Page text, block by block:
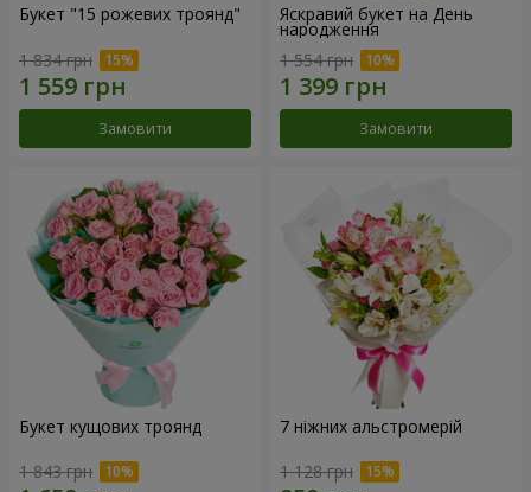
Букет "15 рожевих троянд"
1 834 грн
Замовити
Яскравий букет на День
народження
1 554 грн
Замовити
Букет кущових троянд
1 843 грн
7 ніжних альстромерій
1 128 грн